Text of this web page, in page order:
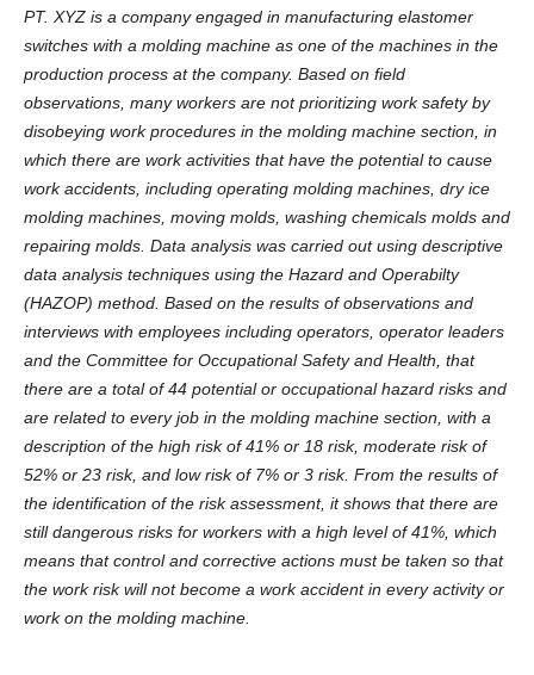
PT. XYZ is a company engaged in manufacturing elastomer
switches with a molding machine as one of the machines in the
production process at the company. Based on field
observations, many workers are not prioritizing work safety by
disobeying work procedures in the molding machine section, in
which there are work activities that have the potential to cause
work accidents, including operating molding machines, dry ice
molding machines, moving molds, washing chemicals molds and
repairing molds. Data analysis was carried out using descriptive
data analysis techniques using the Hazard and Operabilty
(HAZOP) method. Based on the results of observations and
interviews with employees including operators, operator leaders
and the Committee for Occupational Safety and Health, that
there are a total of 44 potential or occupational hazard risks and
are related to every job in the molding machine section, with a
description of the high risk of 41% or 18 risk, moderate risk of
52% or 23 risk, and low risk of 7% or 3 risk. From the results of
the identification of the risk assessment, it shows that there are
still dangerous risks for workers with a high level of 41%, which
means that control and corrective actions must be taken so that
the work risk will not become a work accident in every activity or
work on the molding machine.